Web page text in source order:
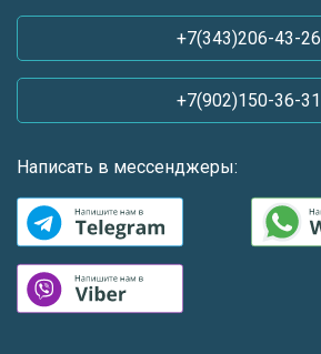
+7(343)206-43-26
+7(902)150-36-31
Написать в мессенджеры: